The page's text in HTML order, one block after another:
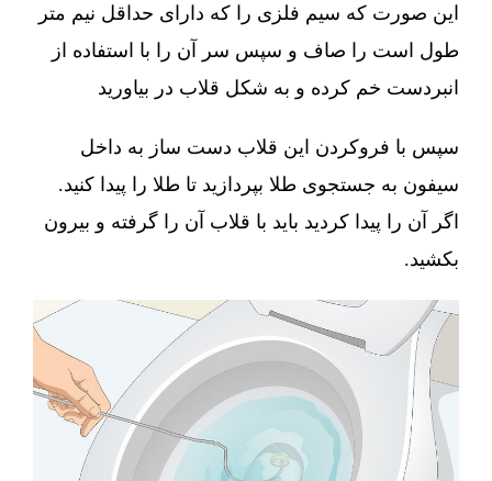
این صورت که سیم فلزی را که دارای حداقل نیم متر
طول است را صاف و سپس سر آن را با استفاده از
انبردست خم کرده و به شکل قلاب در بیاورید
سپس با فروکردن این قلاب دست ساز به داخل
سیفون به جستجوی طلا بپردازید تا طلا را پیدا کنید.
اگر آن را پیدا کردید باید با قلاب آن را گرفته و بیرون
بکشید.